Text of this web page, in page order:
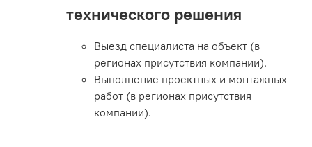
технического решения
Выезд специалиста на объект (в
регионах присутствия компании).
Выполнение проектных и монтажных
работ (в регионах присутствия
компании).